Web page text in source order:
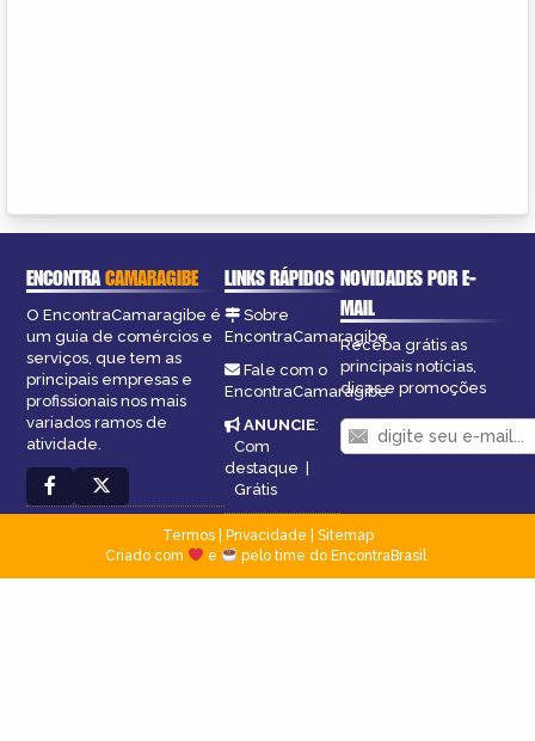
ENCONTRACAMARAGIBE
O EncontraCamaragibe é
um guia de comércios e
serviços, que tem as
principais empresas e
profissionais nos mais
variados ramos de
atividade.
LINKS RÁPIDOS
Sobre
EncontraCamaragibe
Fale com o
EncontraCamaragibe
ANUNCIE:
Com
destaque
Grátis
NOVIDADES POR E-
MAIL
Receba grátis as
principais notícias,
dicas e promoções
Termos| Privacidade
Sitemap
Criado com
e pelo time do EncontraBrasil